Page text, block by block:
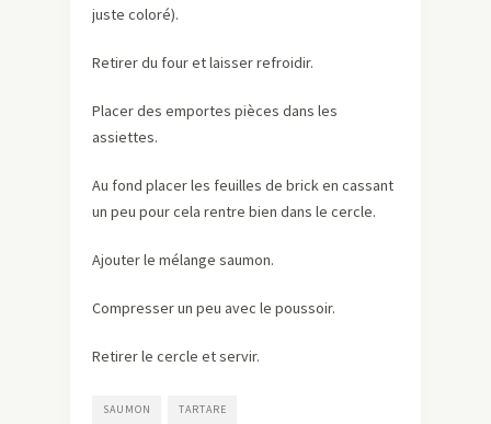
juste coloré).
Retirer du four et laisser refroidir.
Placer des emportes pièces dans les
assiettes.
Au fond placer les feuilles de brick en cassant
un peu pour cela rentre bien dans le cercle.
Ajouter le mélange saumon.
Compresser un peu avec le poussoir.
Retirer le cercle et servir.
SAUMON TARTARE